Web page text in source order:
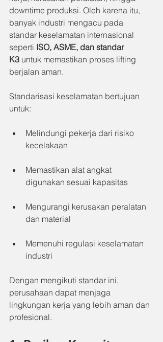
downtime produksi. Oleh karena itu,
banyak industri mengacu pada
standar keselamatan internasional
seperti ISO, ASME, dan standar
K3 untuk memastikan proses lifting
berjalan aman.
Standarisasi keselamatan bertujuan
untuk:
Melindungi pekerja dari risiko
kecelakaan
Memastikan alat angkat
digunakan sesuai kapasitas
Mengurangi kerusakan peralatan
dan material
Memenuhi regulasi keselamatan
industri
Dengan mengikuti standar ini,
perusahaan dapat menjaga
lingkungan kerja yang lebih aman dan
profesional.